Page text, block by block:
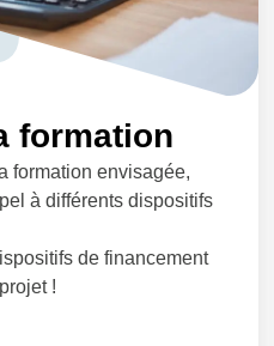
des mesures
mesures
formation
formation envisagée,
à différents dispositifs
de financement
!